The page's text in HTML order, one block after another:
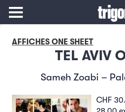
AFFICHES ONE SHEET
TEL AVIV
Sameh Zoabi –
CHF